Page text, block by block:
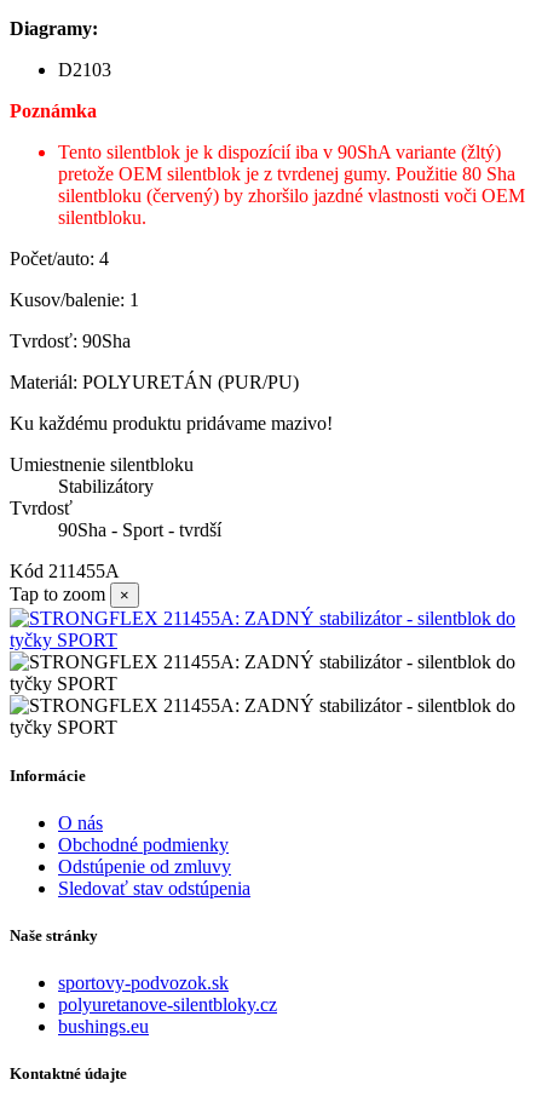
Diagramy:
D2103
Poznámka
Tento silentblok je k dispozícií iba v 90ShA variante (žltý)
pretože OEM silentblok je z tvrdenej gumy. Použitie 80 Sha
silentbloku (červený) by zhoršilo jazdné vlastnosti voči OEM
silentbloku.
Počet/auto: 4
Kusov/balenie: 1
Tvrdosť: 90Sha
Materiál: POLYURETÁN (PUR/PU)
Ku každému produktu pridávame mazivo!
Umiestnenie silentbloku
Stabilizátory
Tvrdosť
90Sha - Sport - tvrdší
Kód 211455A
Tap to zoom
×
Informácie
O nás
Obchodné podmienky
Odstúpenie od zmluvy
Sledovať stav odstúpenia
Naše stránky
sportovy-podvozok.sk
polyuretanove-silentbloky.cz
bushings.eu
Kontaktné údajte